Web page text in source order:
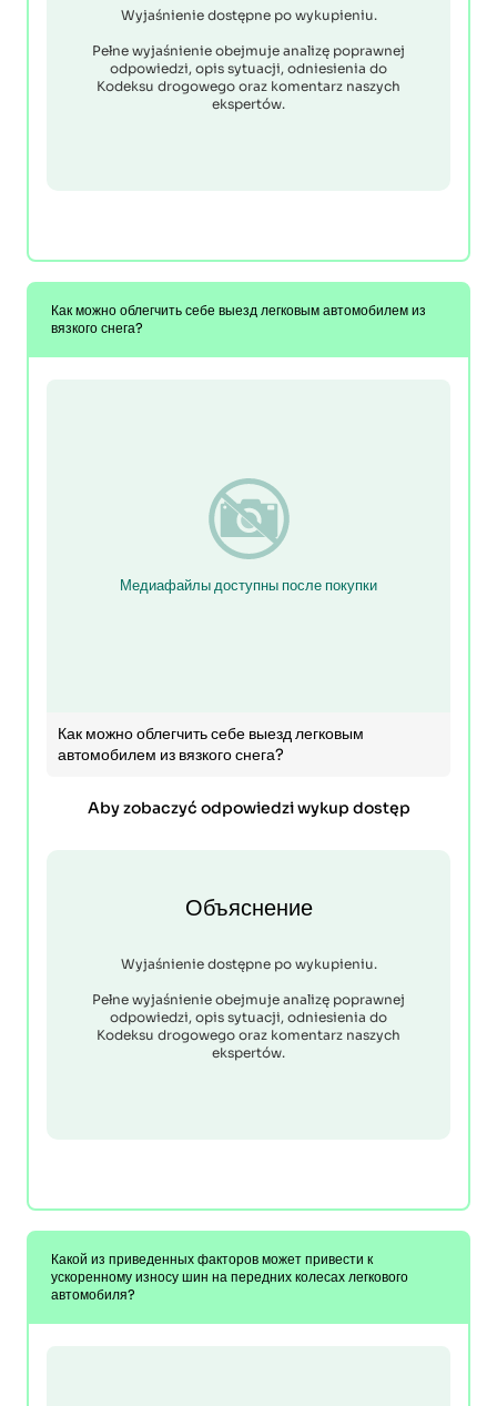
Wyjaśnienie dostępne po wykupieniu.
Pełne wyjaśnienie obejmuje analizę poprawnej
odpowiedzi, opis sytuacji, odniesienia do
Kodeksu drogowego oraz komentarz naszych
ekspertów.
Как можно облегчить себе выезд легковым автомобилем из
вязкого снега?
Медиафайлы доступны после покупки
Как можно облегчить себе выезд легковым
автомобилем из вязкого снега?
Aby zobaczyć odpowiedzi wykup dostęp
Объяснение
Wyjaśnienie dostępne po wykupieniu.
Pełne wyjaśnienie obejmuje analizę poprawnej
odpowiedzi, opis sytuacji, odniesienia do
Kodeksu drogowego oraz komentarz naszych
ekspertów.
Какой из приведенных факторов может привести к
ускоренному износу шин на передних колесах легкового
автомобиля?